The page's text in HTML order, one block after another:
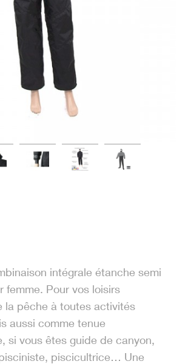
intégrale étanche semi
femme. Pour vos loisirs
la pêche à toutes activités
aussi comme tenue
si vous êtes guide de canyon,
piscicultrice… Une